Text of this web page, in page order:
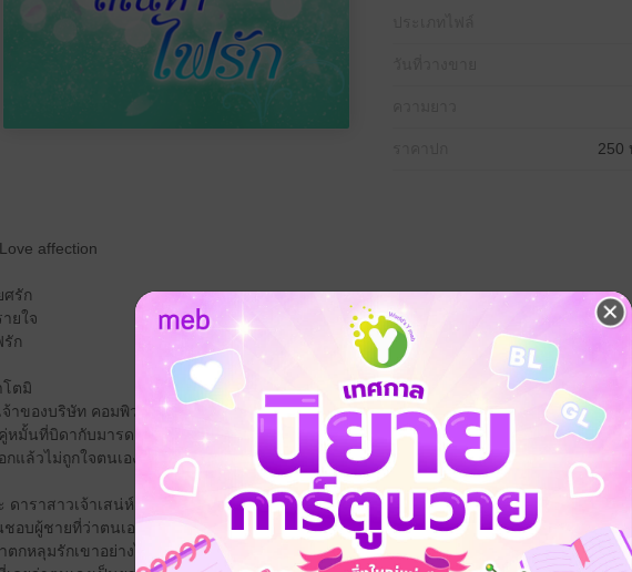
250
affection
ศรัก
ยใจ
รัก
ตมิ
าของบริษัท คอมพิวเตอร์ AMI
หมั้นที่บิดากับมารดาอยากให้แต่งงานด้วย
กแล้วไม่ถูกใจตนเองเสียที
ดาราสาวเจ้าเสน่ห์
อบผู้ชายที่ว่าตนเองตอนเด็กๆ
ตกหลุมรักเขาอย่างไม่รู้ว่าอีกฝ่ายคือคนเดียวกัน